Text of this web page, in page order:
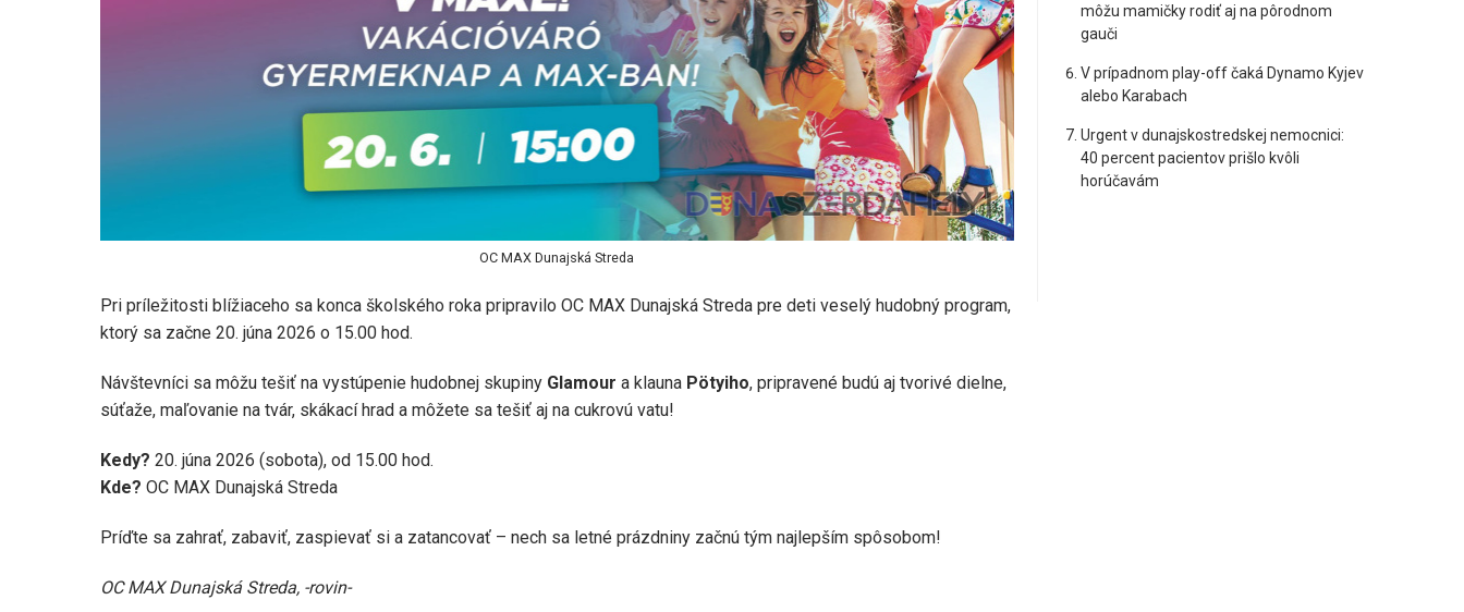
OC MAX Dunajská Streda
Pri príležitosti blížiaceho sa konca školského roka pripravilo OC MAX Dunajská Streda pre deti veselý hudobný program,
ktorý sa začne 20. júna 2026 o 15.00 hod.
Návštevníci sa môžu tešiť na vystúpenie hudobnej skupiny Glamour a klauna Pötyiho, pripravené budú aj tvorivé dielne,
súťaže, maľovanie na tvár, skákací hrad a môžete sa tešiť aj na cukrovú vatu!
Kedy? 20. júna 2026 (sobota), od 15.00 hod.
Kde? OC MAX Dunajská Streda
Príďte sa zahrať, zabaviť, zaspievať si a zatancovať – nech sa letné prázdniny začnú tým najlepším spôsobom!
OC MAX Dunajská Streda, -rovin-
môžu mamičky rodiť aj na pôrodnom
gauči
V prípadnom play-off čaká Dynamo Kyjev
alebo Karabach
Urgent v dunajskostredskej nemocnici:
40 percent pacientov prišlo kvôli
horúčavám